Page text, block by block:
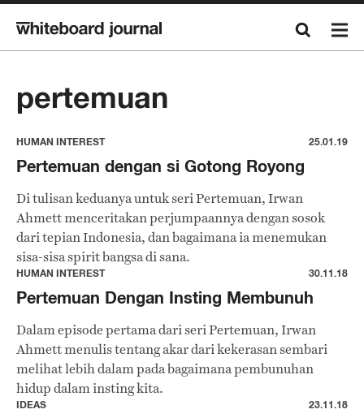
pertemuan
HUMAN INTEREST 25.01.19
Pertemuan dengan si Gotong Royong
Di tulisan keduanya untuk seri Pertemuan, Irwan
Ahmett menceritakan perjumpaannya dengan sosok
dari tepian Indonesia, dan bagaimana ia menemukan
sisa-sisa spirit bangsa di sana.
HUMAN INTEREST 30.11.18
Pertemuan Dengan Insting Membunuh
Dalam episode pertama dari seri Pertemuan, Irwan
Ahmett menulis tentang akar dari kekerasan sembari
melihat lebih dalam pada bagaimana pembunuhan
hidup dalam insting kita.
IDEAS 23.11.18